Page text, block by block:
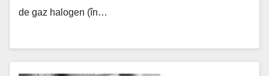
de gaz halogen (în…